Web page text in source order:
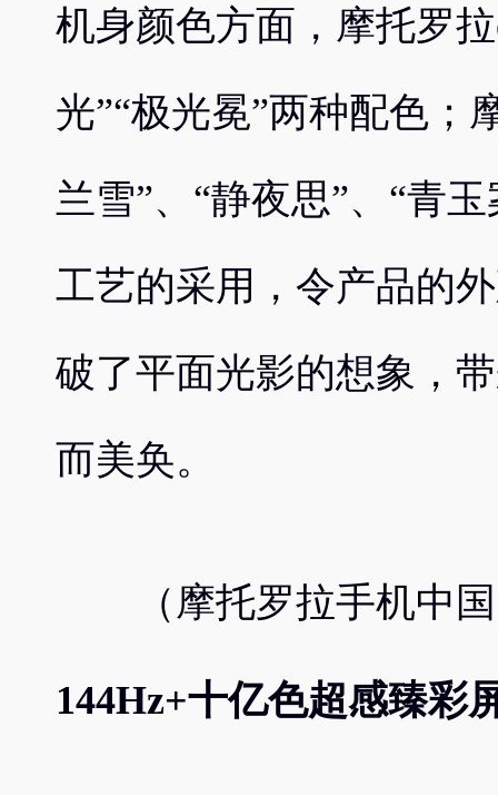
机身颜色方面，摩托罗
光”“极光冕”两种配色；
兰雪”、“静夜思”、“青
工艺的采用，令产品的
破了平面光影的想象，
而美奂。
（摩托罗拉手机中
144Hz+十亿色超感臻彩